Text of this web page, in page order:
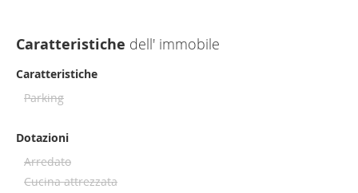
Caratteristiche dell' immobile
Caratteristiche
Parking
Dotazioni
Arredato
Cucina attrezzata